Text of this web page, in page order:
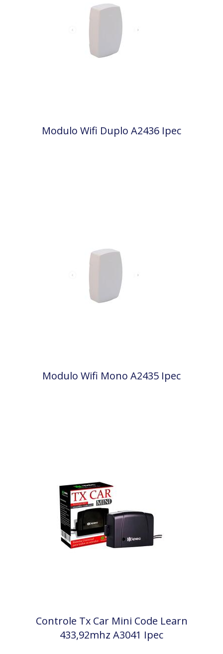
Modulo Wifi Duplo A2436 Ipec
Modulo Wifi Mono A2435 Ipec
Controle Tx Car Mini Code Learn
433,92mhz A3041 Ipec